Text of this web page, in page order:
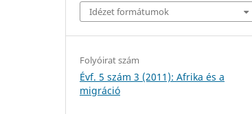
Idézet formátumok
Folyóirat szám
Évf. 5 szám 3 (2011): Afrika és a
migráció